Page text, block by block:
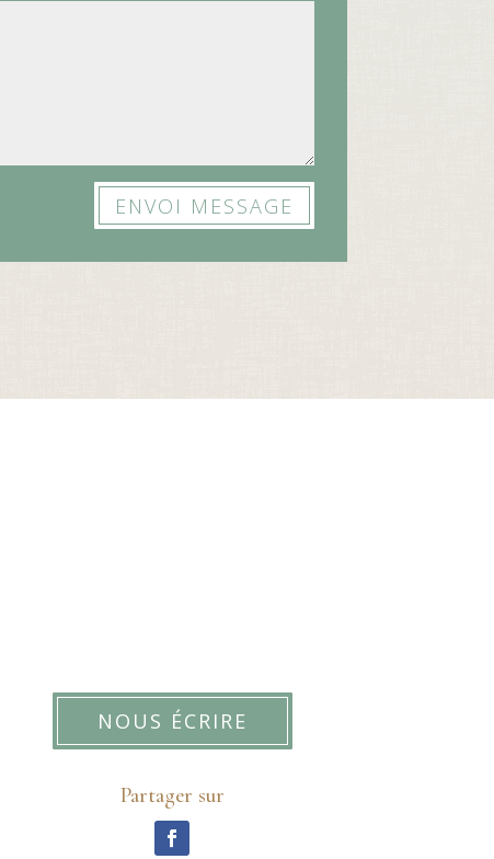
ENVOI MESSAGE
NOUS ÉCRIRE
Partager sur